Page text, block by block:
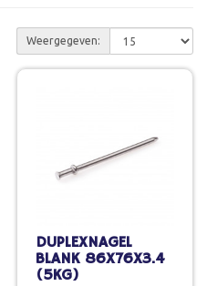
Weergegeven:
DUPLEXNAGEL
BLANK 86X76X3.4
(5KG)